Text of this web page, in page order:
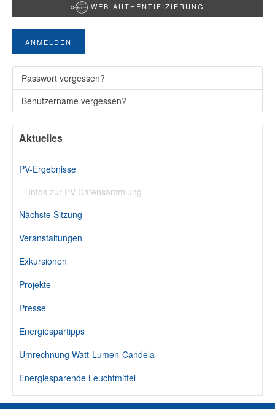
WEB-AUTHENTIFIZIERUNG
ANMELDEN
Passwort vergessen?
Benutzername vergessen?
Aktuelles
PV-Ergebnisse
Infos zur PV-Datensammlung
Nächste Sitzung
Veranstaltungen
Exkursionen
Projekte
Presse
Energiespartipps
Umrechnung Watt-Lumen-Candela
Energiesparende Leuchtmittel